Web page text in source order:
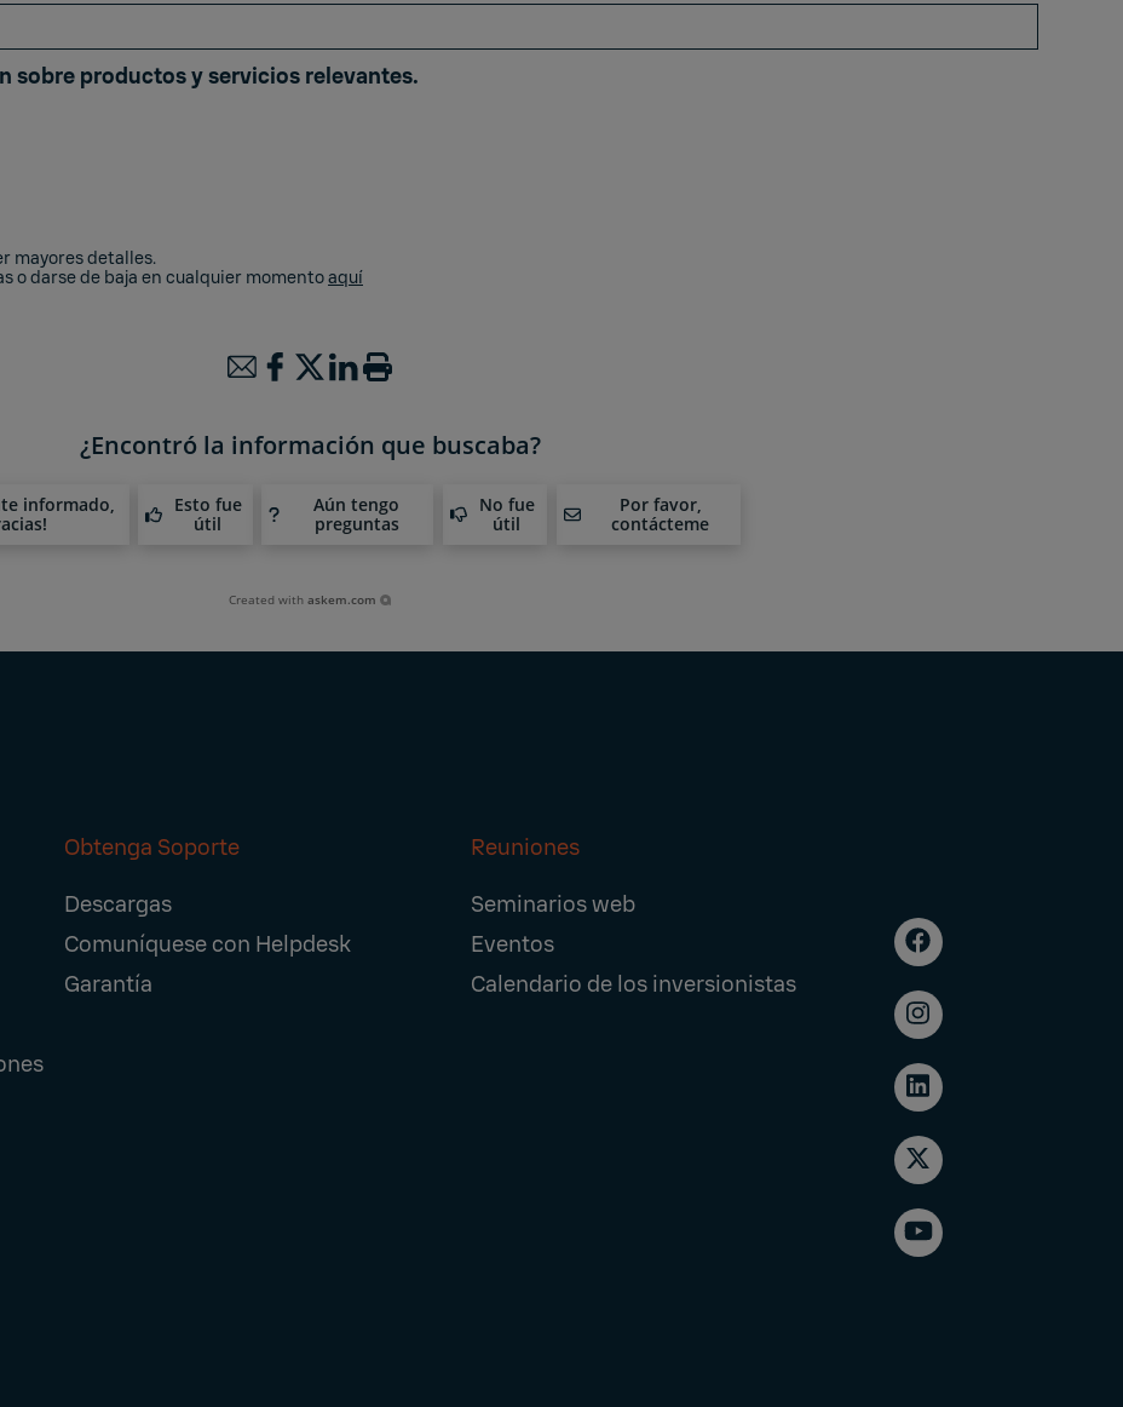
sobre productos y servicios relevantes.
mayores detalles.
o darse de baja en cualquier momentoaquí
¿Encontró la información que buscaba?
informado,
Esto fue
útil
Aún tengo
preguntas
No fue
útil
Por favor,
contácteme
Created withaskem.com
Obtenga Soporte
Descargas
Comuníquese con Helpdesk
Garantía
Reuniones
Seminarios web
Eventos
Calendario de los inversionistas